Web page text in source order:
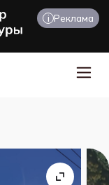
i Реклама